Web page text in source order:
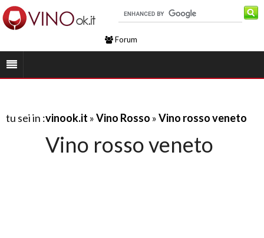
Forum
tu sei in :vinook.it »Vino Rosso »Vino rosso veneto
Vino rosso veneto